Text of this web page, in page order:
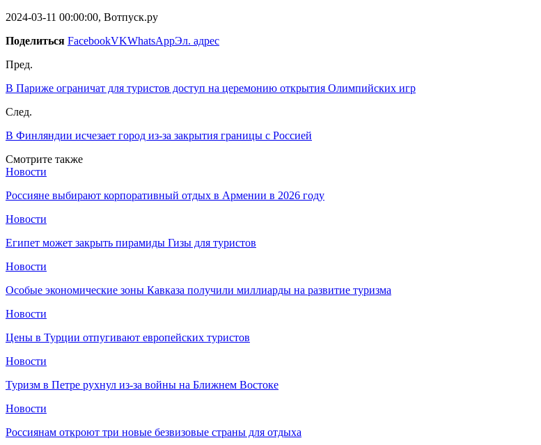
2024-03-11 00:00:00, Вотпуск.ру
Поделиться FacebookVKWhatsAppЭл. адрес
Пред.
В Париже ограничат для туристов доступ на церемонию открытия Олимпийских игр
След.
В Финляндии исчезает город из-за закрытия границы с Россией
Смотрите также
Новости
Россияне выбирают корпоративный отдых в Армении в 2026 году
Новости
Египет может закрыть пирамиды Гизы для туристов
Новости
Особые экономические зоны Кавказа получили миллиарды на развитие туризма
Новости
Цены в Турции отпугивают европейских туристов
Новости
Туризм в Петре рухнул из-за войны на Ближнем Востоке
Новости
Россиянам откроют три новые безвизовые страны для отдыха